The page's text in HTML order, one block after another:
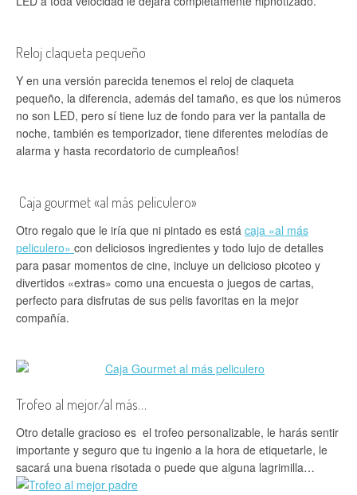
Reloj claqueta pequeño
Y en una versión parecida tenemos el reloj de claqueta
pequeño, la diferencia, además del tamaño, es que los números
no son LED, pero sí tiene luz de fondo para ver la pantalla de
noche, también es temporizador, tiene diferentes melodías de
alarma y hasta recordatorio de cumpleaños!
Caja gourmet «al más peliculero»
Otro regalo que le iría que ni pintado es está caja «al más
peliculero» con deliciosos ingredientes y todo lujo de detalles
para pasar momentos de cine, incluye un delicioso picoteo y
divertidos «extras» como una encuesta o juegos de cartas,
perfecto para disfrutas de sus pelis favoritas en la mejor
compañía.
Trofeo al mejor/al más…
Otro detalle gracioso es el trofeo personalizable, le harás sentir
importante y seguro que tu ingenio a la hora de etiquetarle, le
sacará una buena risotada o puede que alguna lagrimilla…